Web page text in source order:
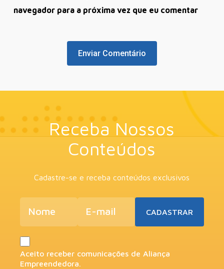
navegador para a próxima vez que eu comentar
Receba Nossos
Conteúdos
Cadastre-se e receba conteúdos exclusivos
Aceito receber comunicações de Aliança
Empreendedora.